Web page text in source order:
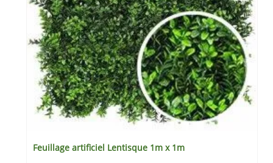
Feuillage artificiel Lentisque 1m x 1m